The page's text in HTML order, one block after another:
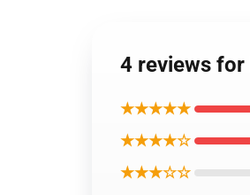
4 reviews for
★★★★★
★★★★☆
★★★☆☆